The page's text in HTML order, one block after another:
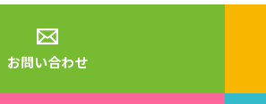
お問い合わせ